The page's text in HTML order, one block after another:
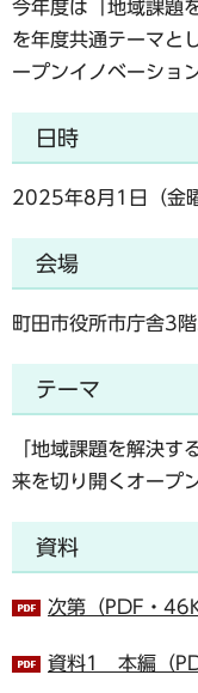
今年度は「地域課題
を年度共通テーマと
ープンイノベーショ
日時
2025年8月1日（金
会場
町田市役所市庁舎3
テーマ
「地域課題を解決す
来を切り開くオープ
資料
次第（PDF・
資料1 本編（